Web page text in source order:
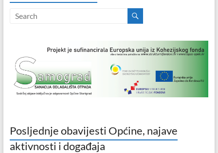
Posljednje obavijesti Općine, najave
aktivnosti i događaja